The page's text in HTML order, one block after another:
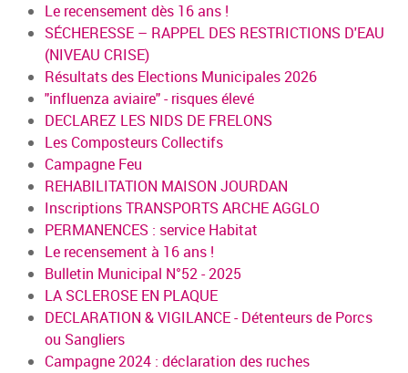
Le recensement dès 16 ans !
SÉCHERESSE – RAPPEL DES RESTRICTIONS D'EAU
(NIVEAU CRISE)
Résultats des Elections Municipales 2026
"influenza aviaire" - risques élevé
DECLAREZ LES NIDS DE FRELONS
Les Composteurs Collectifs
Campagne Feu
REHABILITATION MAISON JOURDAN
Inscriptions TRANSPORTS ARCHE AGGLO
PERMANENCES : service Habitat
Le recensement à 16 ans !
Bulletin Municipal N°52 - 2025
LA SCLEROSE EN PLAQUE
DECLARATION & VIGILANCE - Détenteurs de Porcs
ou Sangliers
Campagne 2024 : déclaration des ruches